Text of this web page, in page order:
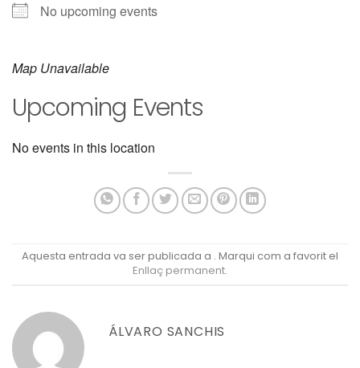
No upcoming events
Map Unavailable
Upcoming Events
No events in this location
Aquesta entrada va ser publicada a . Marqui com a favorit el
Enllaç permanent.
ÁLVARO SANCHIS